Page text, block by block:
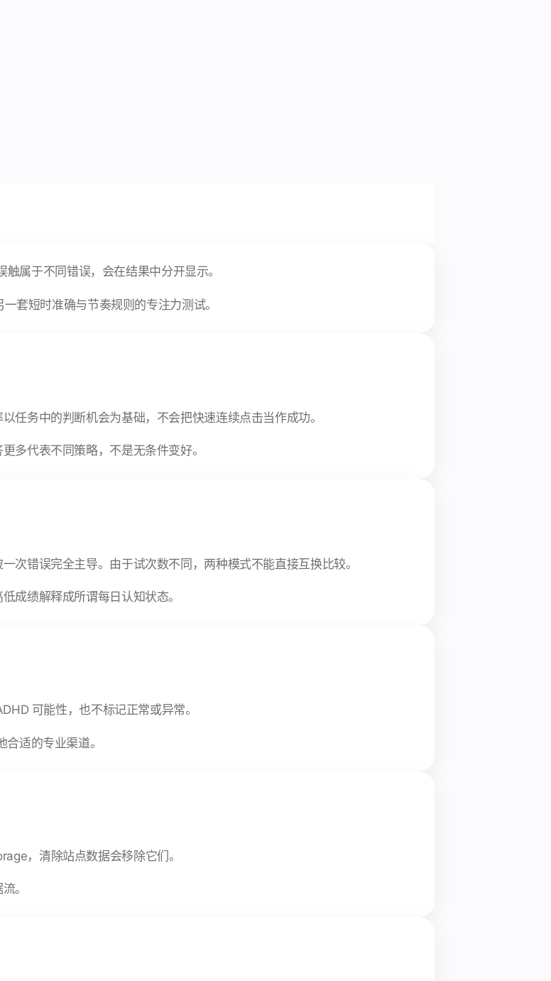
属于不同错误，会在结果中分开显示。
套短时准确与节奏规则的专注力测试。
任务中的判断机会为基础，不会把快速连续点击当作成功。
多代表不同策略，不是无条件变好。
次错误完全主导。由于试次数不同，两种模式不能直接互换比较。
成绩解释成所谓每日认知状态。
可能性，也不标记正常或异常。
适的专业渠道。
，清除站点数据会移除它们。
。